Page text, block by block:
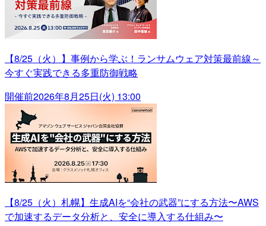
【8/25（火）】事例から学ぶ！ランサムウェア対策最前線～
今すぐ実践できる多重防御戦略
開催前2026年8月25日(火) 13:00
【8/25（火）札幌】生成AIを“会社の武器”にする方法〜AWS
で加速するデータ分析と、安全に導入する仕組み〜